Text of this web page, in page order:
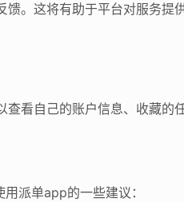
。这将有助于平台对服务提
看自己的账户信息、收藏的
派单app的一些建议：